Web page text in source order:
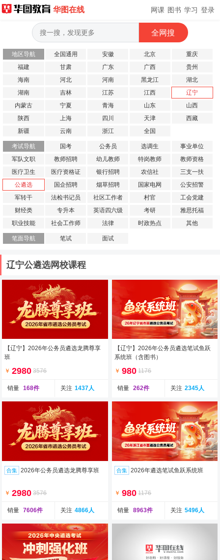
华图在线 网课 图书 学习 登录
地区导航 全国通用 安徽 北京
重庆
福建
甘肃 广东 广西
贵州
海南
河北 河南 黑龙江
湖北
湖南
吉林 江苏 江西
辽宁
内蒙古
宁夏 青海 山东
山西
陕西
上海 四川 天津
西藏
新疆
云南 浙江 全国
考试导航 国考 公务员 选调生
事业单位
军队文职
教师招聘 幼儿教师 特岗教师
教师资格
医疗卫生
医疗资格证 银行招聘 农信社
三支一扶
公遴选
国企招聘 烟草招聘 国家电网
公安招警
军转干
法检书记员 社区工作者 村官
工会党建
财经类
专升本 英语四六级 考研
雅思托福
职业技能
社会工作师 法律 时政热点 其他
笔面导航 笔试 面试
辽宁公遴选网校课程
【辽宁】2026年公务员遴选龙腾尊享
班
￥ 2980 3576
销量 168件 关注 1437人
【辽宁】2026年公务员遴选笔试鱼跃
系统班（含图书）
￥ 980 1176
销量 262件 关注 2345人
合集 2026年公务员遴选龙腾尊享班
￥ 2980 3576
销量 7606件 关注 4866人
合集 2026年遴选笔试鱼跃系统班
￥ 980 1176
销量 8963件 关注 5496人